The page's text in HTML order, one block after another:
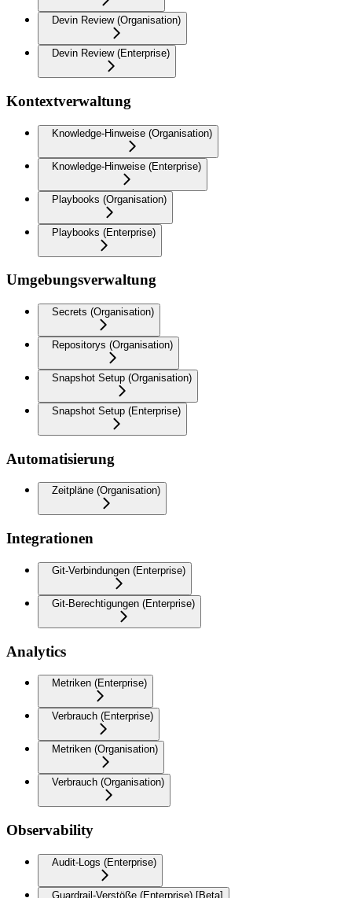
Devin Review (Organisation)
Devin Review (Enterprise)
Kontextverwaltung
Knowledge-Hinweise (Organisation)
Knowledge-Hinweise (Enterprise)
Playbooks (Organisation)
Playbooks (Enterprise)
Umgebungsverwaltung
Secrets (Organisation)
Repositorys (Organisation)
Snapshot Setup (Organisation)
Snapshot Setup (Enterprise)
Automatisierung
Zeitpläne (Organisation)
Integrationen
Git-Verbindungen (Enterprise)
Git-Berechtigungen (Enterprise)
Analytics
Metriken (Enterprise)
Verbrauch (Enterprise)
Metriken (Organisation)
Verbrauch (Organisation)
Observability
Audit-Logs (Enterprise)
Guardrail-Verstöße (Enterprise) [Beta]